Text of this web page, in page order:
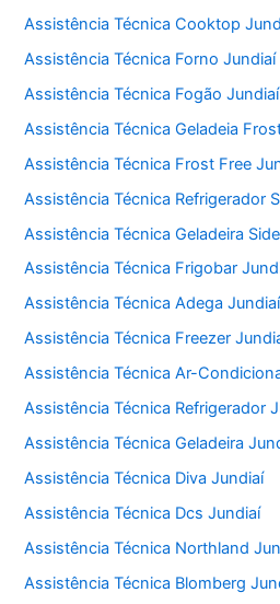
Assistência Técnica Cooktop
Assistência Técnica Forno Jundiaí
Assistência Técnica Fogão Jundiaí
Assistência Técnica Geladeia
Assistência Técnica Frost Free
Assistência Técnica Refrigerador
Assistência Técnica Geladeira
Assistência Técnica Frigobar
Assistência Técnica Adega Jundiaí
Assistência Técnica Freezer
Assistência Técnica Ar-
Assistência Técnica Refrigerador
Assistência Técnica Geladeira
Assistência Técnica Diva Jundiaí
Assistência Técnica Dcs Jundiaí
Assistência Técnica Northland
Assistência Técnica Blomberg